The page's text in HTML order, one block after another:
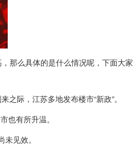
那么具体的是什么情况呢，下面大
际，江苏多地发布楼市“新政”。
也有所升温。
见效。